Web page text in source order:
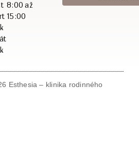
8:00 až
15:00
Esthesia – klinika rodinného